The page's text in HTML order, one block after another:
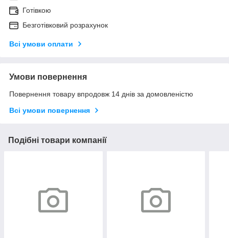
Готівкою
Безготівковий розрахунок
Всі умови оплати
Умови повернення
Повернення товару впродовж 14 днів за домовленістю
Всі умови повернення
Подібні товари компанії